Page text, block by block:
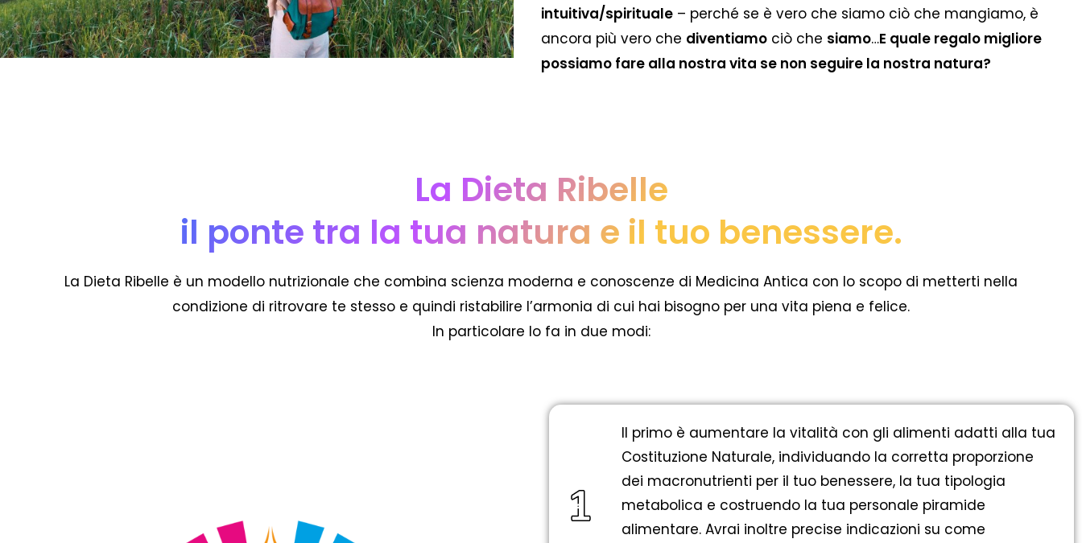
intuitiva/spirituale– perché se è vero che siamo ciò che mangiamo, è
ancora più vero che diventiamociò che siamo…E quale regalo migliore
possiamo fare alla nostra vita se non seguire la nostra natura?
La Dieta Ribelle
il ponte tra la tua natura e il tuo benessere.
La Dieta Ribelle è un modello nutrizionale che combina scienza moderna e conoscenze di Medicina Antica con lo scopo di metterti nella
condizione di ritrovare te stesso e quindi ristabilire l’armonia di cui hai bisogno per una vita piena e felice.
In particolare lo fa in due modi:
Il primo è aumentare la vitalità con gli alimenti adatti alla tua
Costituzione Naturale, individuando la corretta proporzione
dei macronutrienti per il tuo benessere, la tua tipologia
metabolica e costruendo la tua personale piramide
alimentare. Avrai inoltre precise indicazioni su come